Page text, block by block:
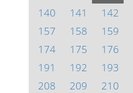
140
141 142
157
158 159
174
175 176
191
192 193
208
209 210